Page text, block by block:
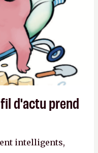
que des enfants
d'actu prend
intelligents,